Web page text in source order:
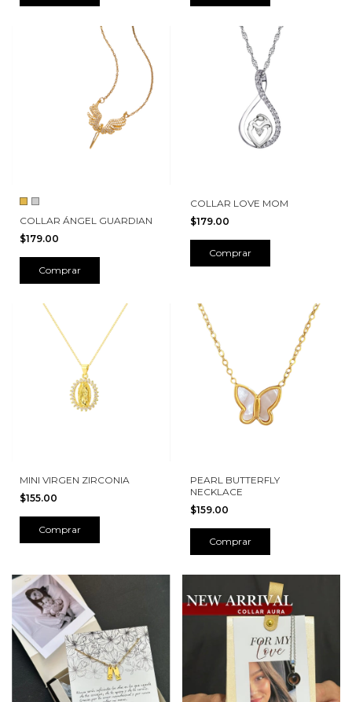
COLLAR ÁNGEL GUARDIAN
$179.00
Comprar
COLLAR LOVE MOM
$179.00
Comprar
MINI VIRGEN ZIRCONIA
$155.00
Comprar
PEARL BUTTERFLY
NECKLACE
$159.00
Comprar